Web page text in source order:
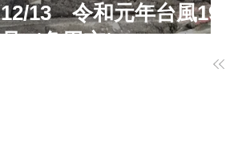
12/13 令和元年台風19
号（角田市）